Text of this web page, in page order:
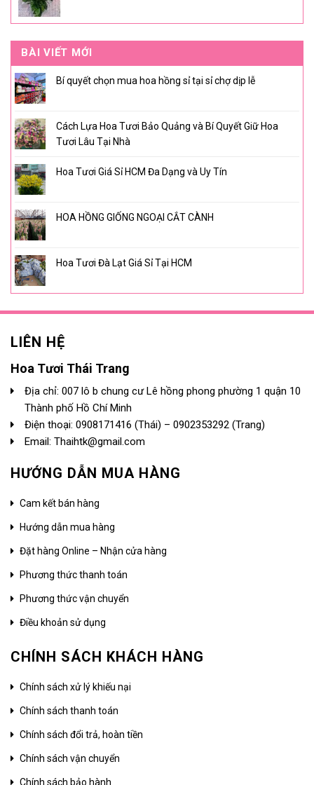
BÀI VIẾT MỚI
Bí quyết chọn mua hoa hồng sỉ tại sỉ chợ dịp lễ
Cách Lựa Hoa Tươi Bảo Quảng và Bí Quyết Giữ Hoa
Tươi Lâu Tại Nhà
Hoa Tươi Giá Sỉ HCM Đa Dạng và Uy Tín
HOA HỒNG GIỐNG NGOẠI CẮT CÀNH
Hoa Tươi Đà Lạt Giá Sỉ Tại HCM
LIÊN HỆ
Hoa Tươi Thái Trang
Địa chỉ: 007 lô b chung cư Lê hồng phong phường 1 quận 10
Thành phố Hồ Chí Minh
Điện thoại: 0908171416 (Thái) – 0902353292 (Trang)
Email: Thaihtk@gmail.com
HƯỚNG DẪN MUA HÀNG
Cam kết bán hàng
Hướng dẫn mua hàng
Đặt hàng Online – Nhận cửa hàng
Phương thức thanh toán
Phương thức vận chuyển
Điều khoản sử dụng
CHÍNH SÁCH KHÁCH HÀNG
Chính sách xử lý khiếu nại
Chính sách thanh toán
Chính sách đổi trả, hoàn tiền
Chính sách vận chuyển
Chính sách bảo hành